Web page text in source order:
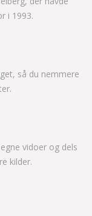
i 1993.
så du nemmere
vidoer og dels
kilder.